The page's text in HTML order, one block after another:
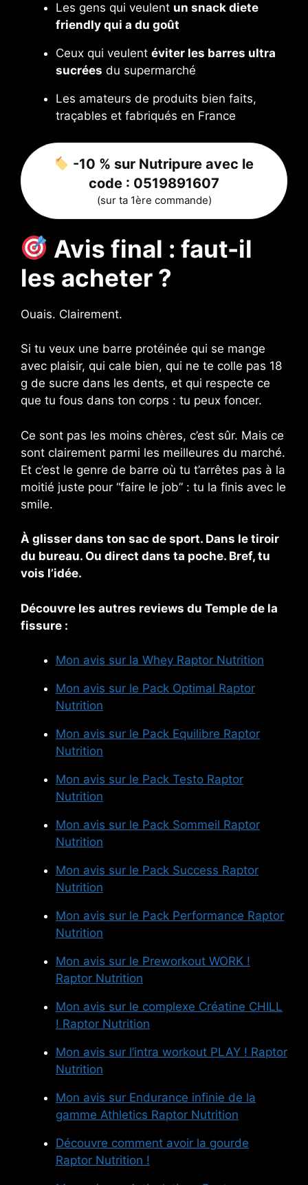
Les gens qui veulent un snack diete
friendly qui a du goût
Ceux qui veulent éviter les barres ultra
sucrées du supermarché
Les amateurs de produits bien faits,
traçables et fabriqués en France
-10 % sur Nutripure avec le
code : 0519891607
(sur ta 1ère commande)
Avis final : faut-il
les acheter ?
Ouais. Clairement.
Si tu veux une barre protéinée qui se mange
avec plaisir, qui cale bien, qui ne te colle pas 18
g de sucre dans les dents, et qui respecte ce
que tu fous dans ton corps : tu peux foncer.
Ce sont pas les moins chères, c’est sûr. Mais ce
sont clairement parmi les meilleures du marché.
Et c’est le genre de barre où tu t’arrêtes pas à la
moitié juste pour “faire le job” : tu la finis avec le
smile.
À glisser dans ton sac de sport. Dans le tiroir
du bureau. Ou direct dans ta poche. Bref, tu
vois l’idée.
Découvre les autres reviews du Temple de la
fissure :
Mon avis sur la Whey Raptor Nutrition
Mon avis sur le Pack Optimal Raptor
Nutrition
Mon avis sur le Pack Equilibre Raptor
Nutrition
Mon avis sur le Pack Testo Raptor
Nutrition
Mon avis sur le Pack Sommeil Raptor
Nutrition
Mon avis sur le Pack Success Raptor
Nutrition
Mon avis sur le Pack Performance Raptor
Nutrition
Mon avis sur le Preworkout WORK !
Raptor Nutrition
Mon avis sur le complexe Créatine CHILL
! Raptor Nutrition
Mon avis sur l’intra workout PLAY ! Raptor
Nutrition
Mon avis sur Endurance infinie de la
gamme Athletics Raptor Nutrition
Découvre comment avoir la gourde
Raptor Nutrition !